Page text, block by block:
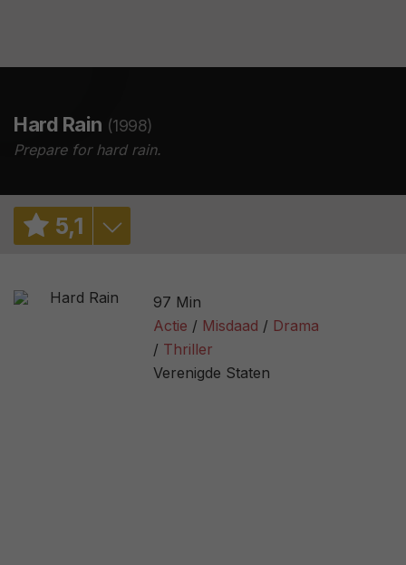
Hard Rain (1998)
Prepare for hard rain.
5,1
5,9/ 38714
34% / 47
97 Min
Actie
Misdaad
Drama
Thriller
Verenigde Staten